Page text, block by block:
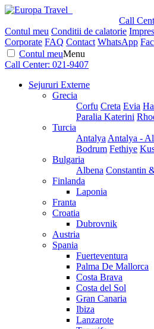
Call
Contul meu Conditii de calatorie
Corporate FAQ Contact WhatsApp
Contul meuMenu
Call Center: 021-9407
Sejururi Externe
Grecia
Corfu Creta Evia
Paralia Katerini
Turcia
Antalya Antalya -
Bodrum Fethiye
Bulgaria
Albena Constantin
Finlanda
Laponia
Franta
Croatia
Dubrovnik
Austria
Spania
Fuerteventura
Palma De Mallorca
Costa Brava
Costa del Sol
Gran Canaria
Ibiza
Lanzarote